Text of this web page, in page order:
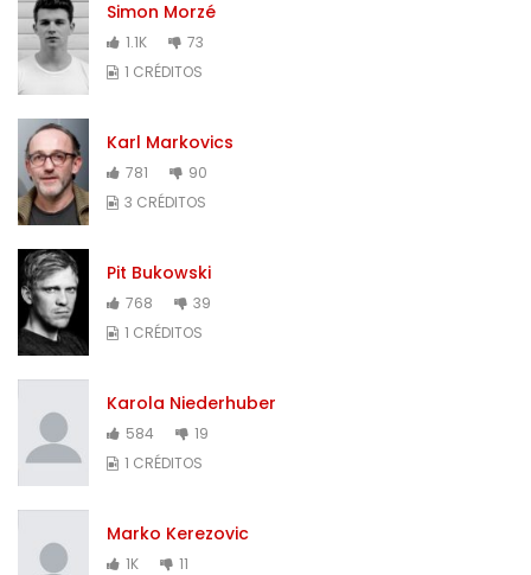
Simon Morzé
1.1K
73
1 CRÉDITOS
Karl Markovics
781
90
3 CRÉDITOS
Pit Bukowski
768
39
1 CRÉDITOS
Karola Niederhuber
584
19
1 CRÉDITOS
Marko Kerezovic
1K
11